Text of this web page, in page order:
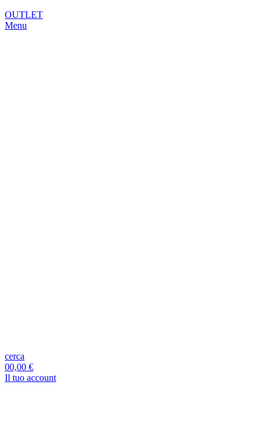
OUTLET
Menu
cerca
00,00 €
Il tuo account